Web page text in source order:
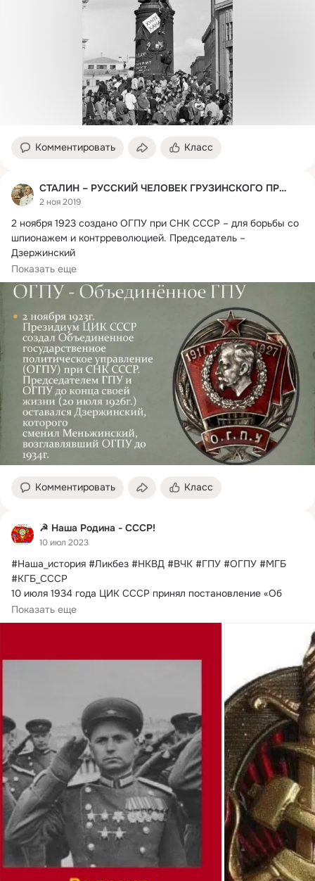
Комментировать Класс
СТАЛИН – РУССКИЙ ЧЕЛОВЕК ГРУЗИНСКОГО ПРОИСХОЖДЕНИЯ
2 ноя 2019
2 ноября 1923 создано ОГПУ при СНК СССР – для борьбы со
шпионажем и контрреволюцией. Председатель –
Дзержинский
Еще в 1917 году постановлением...
Показать еще
Комментировать Класс
☭ Наша Родина - СССР!
10 июл 2023
#Наша_история #Ликбез #НКВД #ВЧК #ГПУ #ОГПУ #МГБ
#КГБ_СССР
10 июля 1934 года ЦИК СССР принял постановление «Об
образовании общесоюзного...
Показать еще